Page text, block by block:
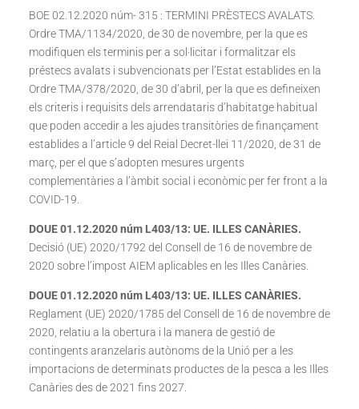
BOE 02.12.2020 núm- 315 : TERMINI PRÈSTECS AVALATS.
Ordre TMA/1134/2020, de 30 de novembre, per la que es
modifiquen els terminis per a sol·licitar i formalitzar els
préstecs avalats i subvencionats per l’Estat establides en la
Ordre TMA/378/2020, de 30 d’abril, per la que es defineixen
els criteris i requisits dels arrendataris d’habitatge habitual
que poden accedir a les ajudes transitòries de finançament
establides a l’article 9 del Reial Decret-llei 11/2020, de 31 de
març, per el que s’adopten mesures urgents
complementàries a l’àmbit social i econòmic per fer front a la
COVID-19.
DOUE 01.12.2020 núm L403/13: UE. ILLES CANÀRIES.
Decisió (UE) 2020/1792 del Consell de 16 de novembre de
2020 sobre l’impost AIEM aplicables en les Illes Canàries.
DOUE 01.12.2020 núm L403/13: UE. ILLES CANÀRIES.
Reglament (UE) 2020/1785 del Consell de 16 de novembre de
2020, relatiu a la obertura i la manera de gestió de
contingents aranzelaris autònoms de la Unió per a les
importacions de determinats productes de la pesca a les Illes
Canàries des de 2021 fins 2027.